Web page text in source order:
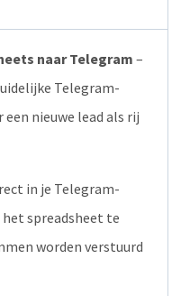
naar Telegram–
Telegram-
nieuwe lead als rij
in je Telegram-
spreadsheet te
worden verstuurd